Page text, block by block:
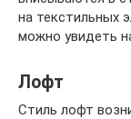
на текстильных
можно увидеть
Лофт
Стиль лофт